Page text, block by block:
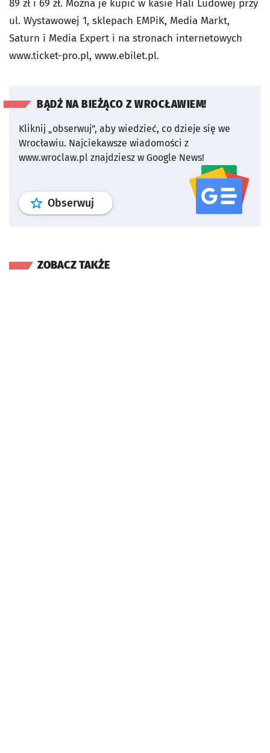
89 zł i 69 zł. Można je kupić w kasie Hali Ludowej przy
ul. Wystawowej 1, sklepach EMPiK, Media Markt,
Saturn i Media Expert i na stronach internetowych
www.ticket-pro.pl, www.ebilet.pl.
BĄDŹ NA BIEŻĄCO Z WROCŁAWIEM!
Kliknij „obserwuj”, aby wiedzieć, co dzieje się we
Wrocławiu. Najciekawsze wiadomości z
www.wroclaw.pl znajdziesz w Google News!
Obserwuj profil serwisu
ZOBACZ TAKŻE